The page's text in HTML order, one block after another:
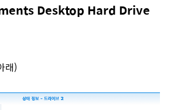
Desktop Hard Drive
래)